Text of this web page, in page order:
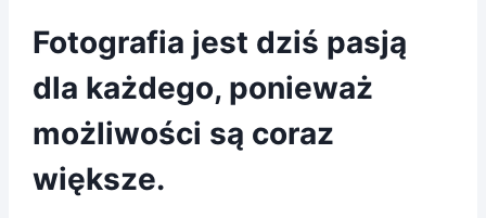
Fotografia jest dziś pasją
dla każdego, ponieważ
możliwości są coraz
większe.